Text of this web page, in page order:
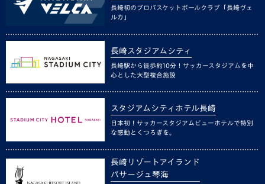
長崎初のプロバスケットボールクラブ「長崎ヴェ
ルカ」
長崎スタジアムシティ
長崎駅から徒歩約10分！サッカースタジアムを中
心とした大型複合施設
スタジアムシティホテル長崎
日本初！サッカースタジアムビューホテルで特別
な感動とくつろぎを。
長崎リゾートアイランド
パサージュ琴海